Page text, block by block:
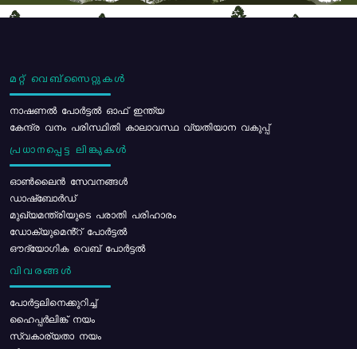
മറ്റ് വെബ്സൈറ്റുകൾ
നാഷണൽ പോർട്ടൽ ഓഫ് ഇന്ത്യ
കേന്ദ്ര വനം പരിസ്ഥിതി കാലാവസ്ഥ വ്യതിയാന വകുപ്പ്
പ്രധാനപ്പെട്ട ലിങ്കുകൾ
ഓൺലൈൻ സേവനങ്ങൾ
ഡാഷ്ബോർഡ്
മുഖ്യമന്ത്രിയുടെ പരാതി പരിഹാരം
ഡോക്യുമെൻ്റ് പോർട്ടൽ
ഔദ്യോഗിക വെബ് പോർട്ടൽ
വിവരങ്ങൾ
പോര്‍ട്ടലിനെക്കുറിച്ച്
ഹൈപ്പർലിങ്ക് നയം
സ്വകാര്യതാ നയം